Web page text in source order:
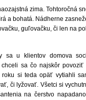
zima. Tohtoročná
a bohatá. Nádherne
guľovačku, či len na
sa u klientov domova
chceli sa čo najskôr
roku si teda opäť vytiahli
či lyžovať. Všetci si
na čerstvo